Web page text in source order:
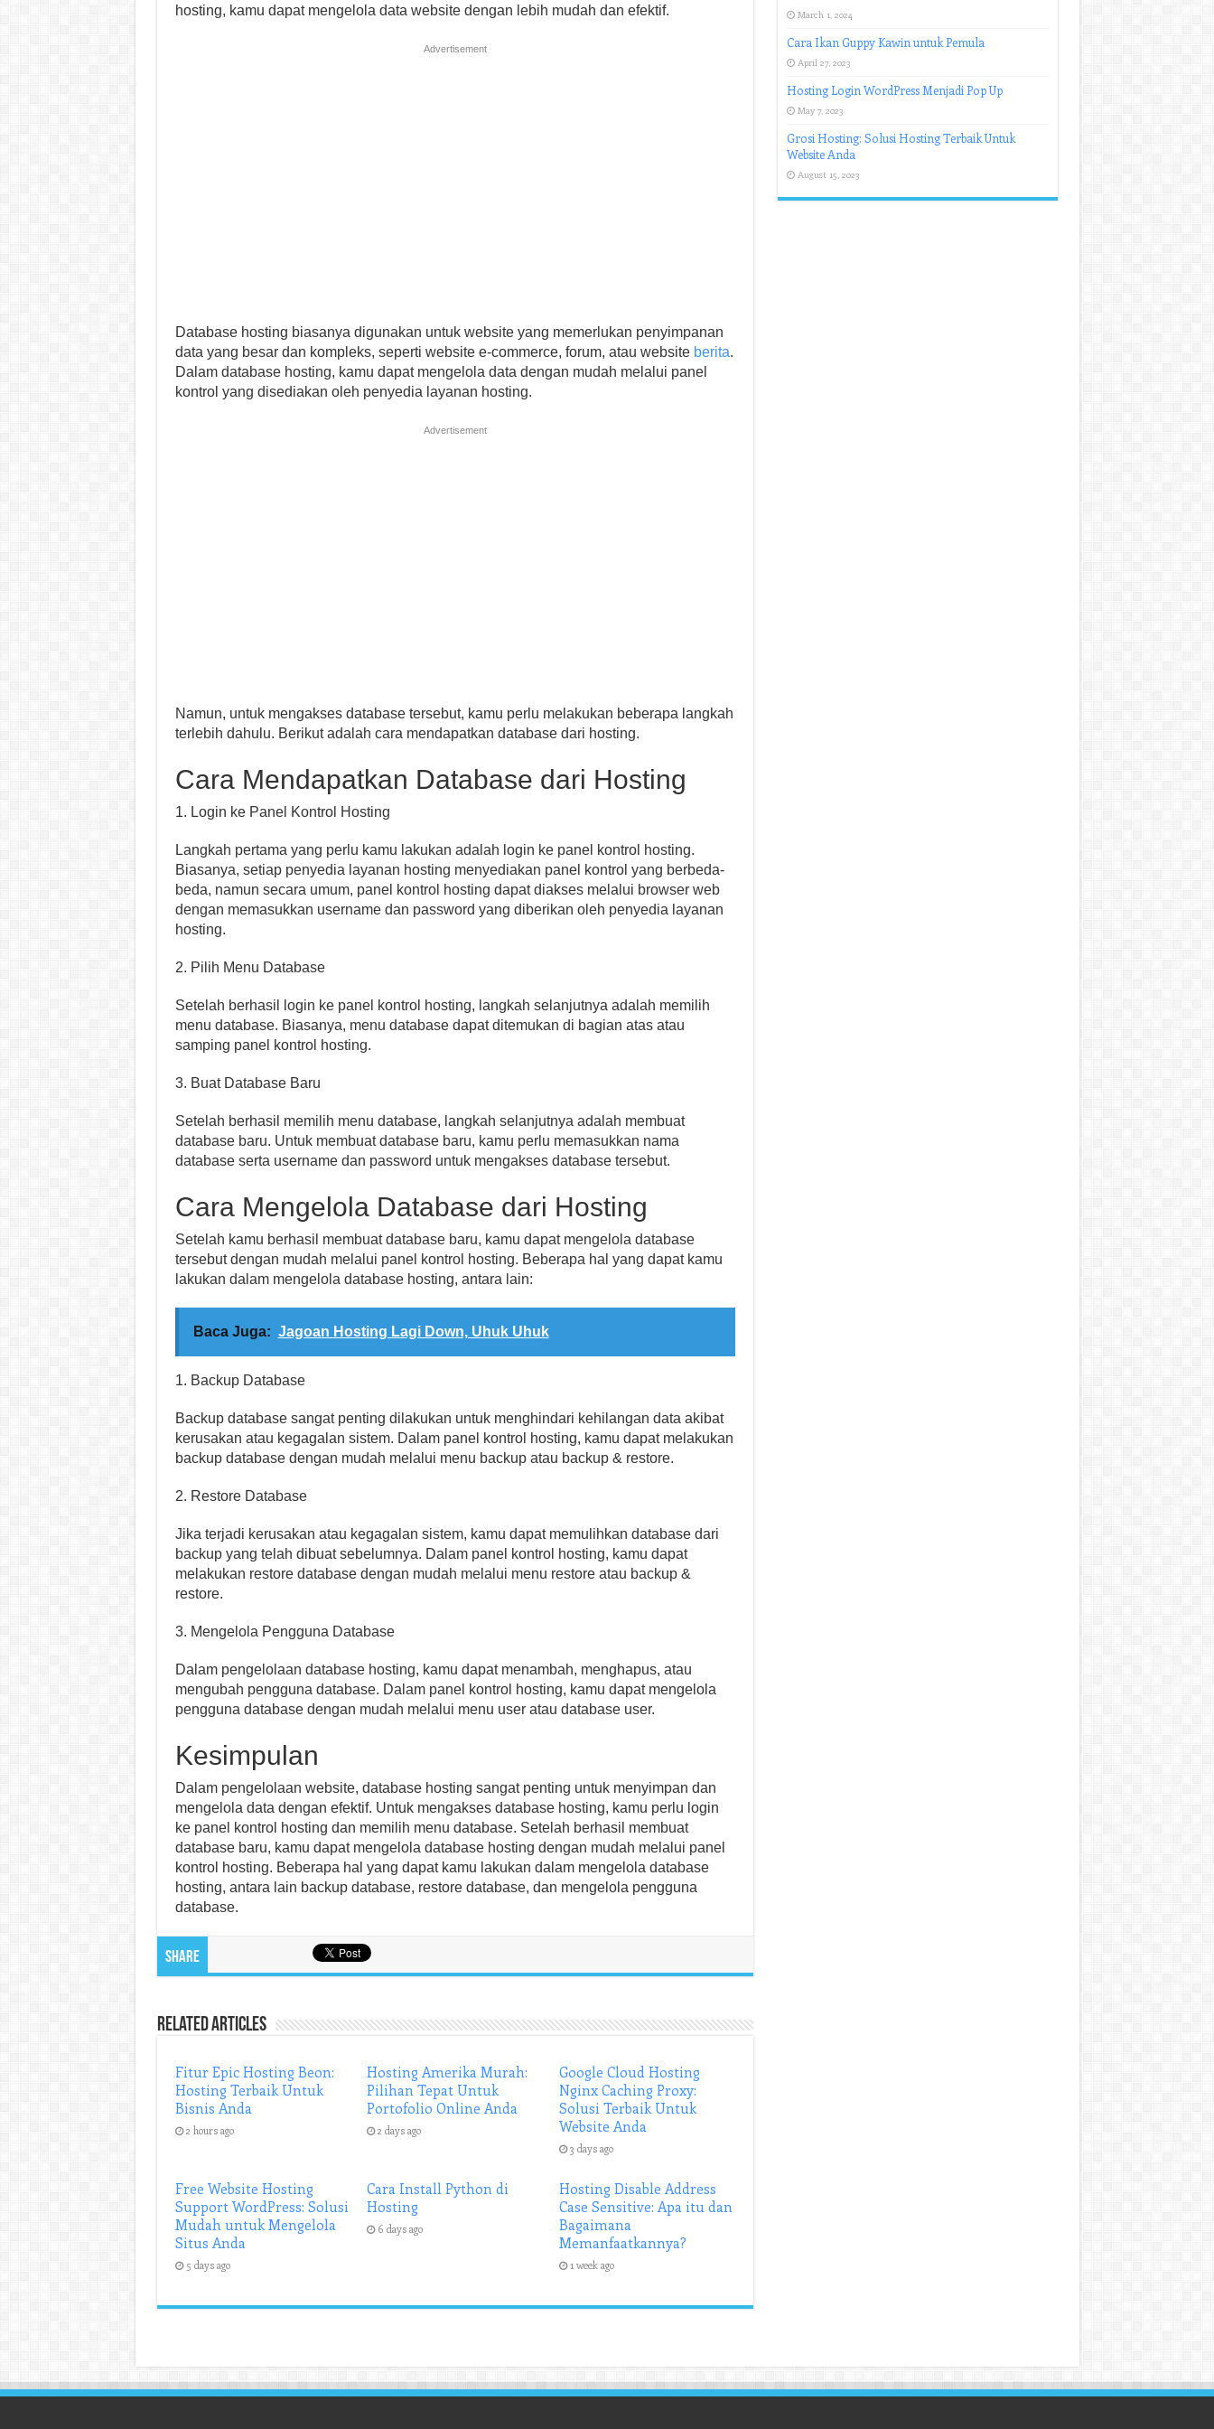
hosting, kamu dapat mengelola data website dengan lebih mudah dan efektif.
Advertisement
Database hosting biasanya digunakan untuk website yang memerlukan penyimpanan
data yang besar dan kompleks, seperti website e-commerce, forum, atau website berita.
Dalam database hosting, kamu dapat mengelola data dengan mudah melalui panel
kontrol yang disediakan oleh penyedia layanan hosting.
Advertisement
Namun, untuk mengakses database tersebut, kamu perlu melakukan beberapa langkah
terlebih dahulu. Berikut adalah cara mendapatkan database dari hosting.
Cara Mendapatkan Database dari Hosting
1. Login ke Panel Kontrol Hosting
Langkah pertama yang perlu kamu lakukan adalah login ke panel kontrol hosting.
Biasanya, setiap penyedia layanan hosting menyediakan panel kontrol yang berbeda-
beda, namun secara umum, panel kontrol hosting dapat diakses melalui browser web
dengan memasukkan username dan password yang diberikan oleh penyedia layanan
hosting.
2. Pilih Menu Database
Setelah berhasil login ke panel kontrol hosting, langkah selanjutnya adalah memilih
menu database. Biasanya, menu database dapat ditemukan di bagian atas atau
samping panel kontrol hosting.
3. Buat Database Baru
Setelah berhasil memilih menu database, langkah selanjutnya adalah membuat
database baru. Untuk membuat database baru, kamu perlu memasukkan nama
database serta username dan password untuk mengakses database tersebut.
Cara Mengelola Database dari Hosting
Setelah kamu berhasil membuat database baru, kamu dapat mengelola database
tersebut dengan mudah melalui panel kontrol hosting. Beberapa hal yang dapat kamu
lakukan dalam mengelola database hosting, antara lain:
Baca Juga: Jagoan Hosting Lagi Down, Uhuk Uhuk
1. Backup Database
Backup database sangat penting dilakukan untuk menghindari kehilangan data akibat
kerusakan atau kegagalan sistem. Dalam panel kontrol hosting, kamu dapat melakukan
backup database dengan mudah melalui menu backup atau backup & restore.
2. Restore Database
Jika terjadi kerusakan atau kegagalan sistem, kamu dapat memulihkan database dari
backup yang telah dibuat sebelumnya. Dalam panel kontrol hosting, kamu dapat
melakukan restore database dengan mudah melalui menu restore atau backup &
restore.
3. Mengelola Pengguna Database
Dalam pengelolaan database hosting, kamu dapat menambah, menghapus, atau
mengubah pengguna database. Dalam panel kontrol hosting, kamu dapat mengelola
pengguna database dengan mudah melalui menu user atau database user.
Kesimpulan
Dalam pengelolaan website, database hosting sangat penting untuk menyimpan dan
mengelola data dengan efektif. Untuk mengakses database hosting, kamu perlu login
ke panel kontrol hosting dan memilih menu database. Setelah berhasil membuat
database baru, kamu dapat mengelola database hosting dengan mudah melalui panel
kontrol hosting. Beberapa hal yang dapat kamu lakukan dalam mengelola database
hosting, antara lain backup database, restore database, dan mengelola pengguna
database.
Share
Related Articles
Fitur Epic Hosting Beon:
Hosting Terbaik Untuk
Bisnis Anda
2 hours ago
Hosting Amerika Murah:
Pilihan Tepat Untuk
Portofolio Online Anda
2 days ago
Google Cloud Hosting
Nginx Caching Proxy:
Solusi Terbaik Untuk
Website Anda
3 days ago
Free Website Hosting
Support WordPress: Solusi
Mudah untuk Mengelola
Situs Anda
5 days ago
Cara Install Python di
Hosting
6 days ago
Hosting Disable Address
Case Sensitive: Apa itu dan
Bagaimana
Memanfaatkannya?
1 week ago
March 1, 2024
Cara Ikan Guppy Kawin untuk Pemula
April 27, 2023
Hosting Login WordPress Menjadi Pop Up
May 7, 2023
Grosi Hosting: Solusi Hosting Terbaik Untuk
Website Anda
August 15, 2023